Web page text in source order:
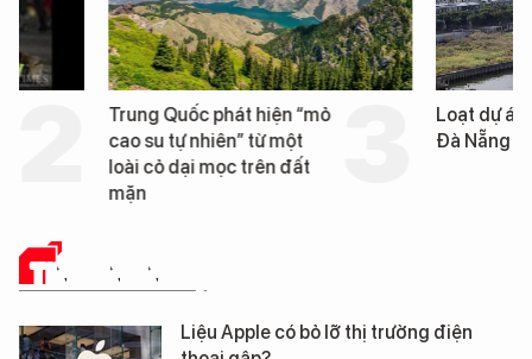
Trung Quốc phát hiện “mỏ
cao su tự nhiên” từ một
loài cỏ dại mọc trên đất
Loạt dự án bất động
Đà Nẵng sắp bị kiểm
TIN CÔNG NGHỆ
Liệu Apple có bỏ lỡ thị trường điện